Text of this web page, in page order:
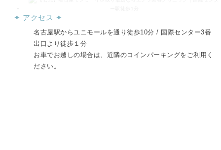
✦ アクセス ✦
名古屋駅からユニモールを通り徒歩10分 / 国際センター3番
出口より徒歩１分
お車でお越しの場合は、近隣のコインパーキングをご利用く
ださい。